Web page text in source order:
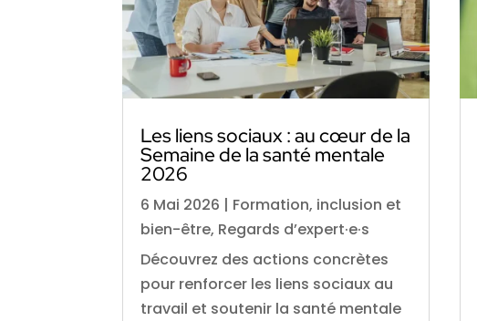
Les liens sociaux : au cœur de la
Semaine de la santé mentale
2026
6 Mai 2026 | Formation, inclusion et
bien-être, Regards d’expert·e·s
Découvrez des actions concrètes
pour renforcer les liens sociaux au
travail et soutenir la santé mentale